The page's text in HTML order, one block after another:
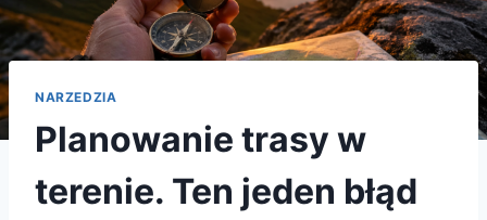
NARZEDZIA
Planowanie trasy w
terenie. Ten jeden błąd